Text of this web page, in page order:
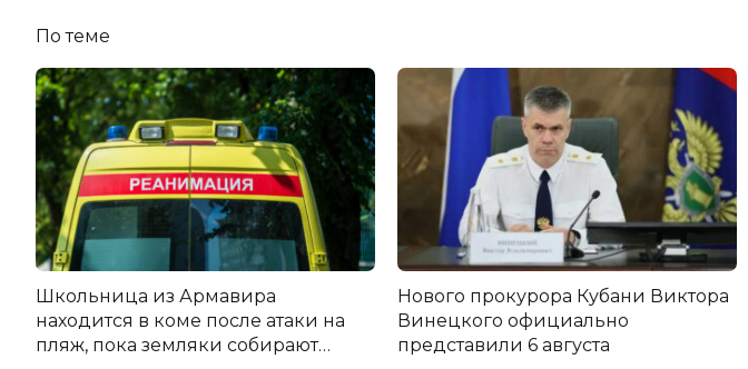
По теме
Школьница из Армавира
находится в коме после атаки на
пляж, пока земляки собирают
Нового прокурора Кубани Виктора
Винецкого официально
представили 6 августа